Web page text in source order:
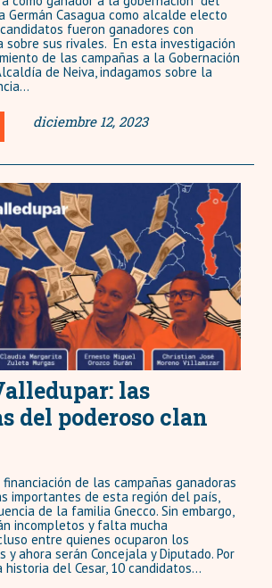
Germán Casagua como alcalde electo
fueron ganadores con
sus rivales. En esta investigación
de las campañas a la Gobernación
de Neiva, indagamos sobre la
diciembre 12, 2023
las
del poderoso clan
de las campañas ganadoras
importantes de esta región del país,
de la familia Gnecco. Sin embargo,
incompletos y falta mucha
entre quienes ocuparon los
y ahora serán Concejala y Diputado. Por
del Cesar, 10 candidatos...